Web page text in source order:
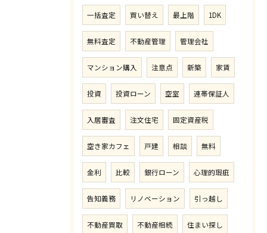
一括査定 買い替え 最上階 1DK
無料査定 不動産管理 管理会社
マンション購入 注意点 新築 家賃
投資 投資ローン 空室 連帯保証人
入居審査 注文住宅 固定資産税
空き家カフェ 戸建 相談 無料
金利 比較 銀行ローン 心理的瑕疵
告知義務 リノベーション 引っ越し
不動産買取 不動産相続 住まい探し